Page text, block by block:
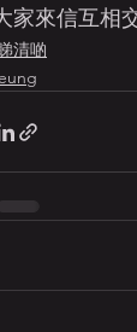
家來信互相
清啲